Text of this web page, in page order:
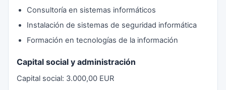
Consultoría en sistemas informáticos
Instalación de sistemas de seguridad informática
Formación en tecnologías de la información
Capital social y administración
Capital social: 3.000,00 EUR